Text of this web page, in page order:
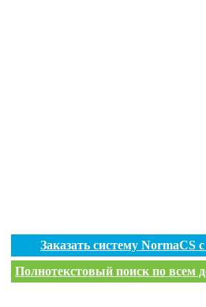
Заказать систему
Полнотекстовый поиск по всем